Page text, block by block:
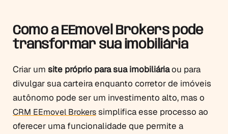
Como a EEmovel Brokers pode
transformar sua imobiliária
Criar um site próprio para sua imobiliáriaou para
divulgar sua carteira enquanto corretor de imóveis
autônomo pode ser um investimento alto, mas o
CRM EEmovel Brokerssimplifica esse processo ao
oferecer uma funcionalidade que permite a